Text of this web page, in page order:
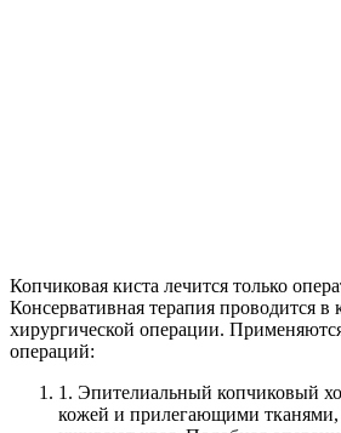
Копчиковая киста лечится только
Консервативная терапия проводится в
хирургической операции.
операций:
1. Эпителиальный копчиковый
кожей и прилегающими тканями,